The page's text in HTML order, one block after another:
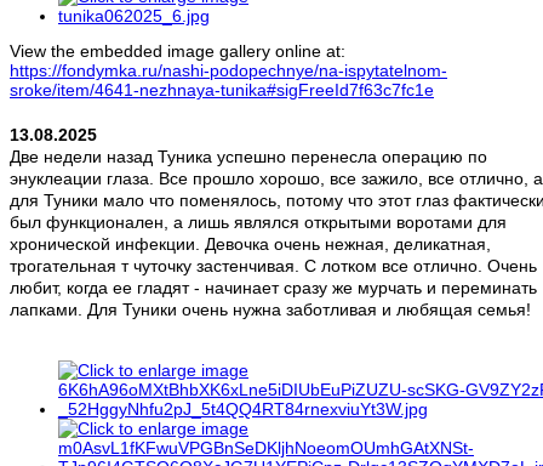
View the embedded image gallery online at:
https://fondymka.ru/nashi-podopechnye/na-ispytatelnom-
sroke/item/4641-nezhnaya-tunika#sigFreeId7f63c7fc1e
13.08.2025
Две недели назад Туника успешно перенесла операцию по
энуклеации глаза. Все прошло хорошо, все зажило, все отлично, а
для Туники мало что поменялось, потому что этот глаз
был функционален, а лишь являлся открытыми воротами для
хронической инфекции. Девочка очень нежная, деликатная,
трогательная т чуточку застенчивая. С лотком все отлично. Очень
любит, когда ее гладят - начинает сразу же мурчать и переминать
лапками. Для Туники очень нужна заботливая и любящая семья!